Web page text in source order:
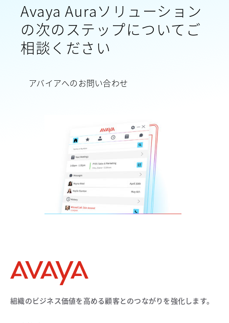
Avaya Auraソリューション
の次のステップについてご
相談ください
アバイアへのお問い合わせ
組織のビジネス価値を高める顧客とのつながりを強化します。